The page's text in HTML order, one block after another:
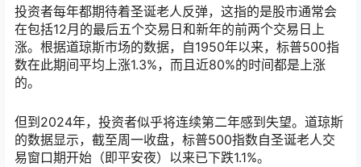
投资者每年都期待着圣诞老人反弹，这指的是股市通常会
在包括12月的最后五个交易日和新年的前两个交易日上
涨。根据道琼斯市场的数据，自1950年以来，标普500指
数在此期间平均上涨1.3%，而且近80%的时间都是上涨
的。
但到2024年，投资者似乎将连续第二年感到失望。道琼斯
的数据显示，截至周一收盘，标普500指数自圣诞老人交
易窗口期开始（即平安夜）以来已下跌1.1%。